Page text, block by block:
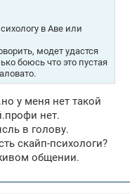
в Аве или
модет удастся
боюсь что это пустая
у меня нет такой
нет.
в голову.
скайп-психологи?
общении.